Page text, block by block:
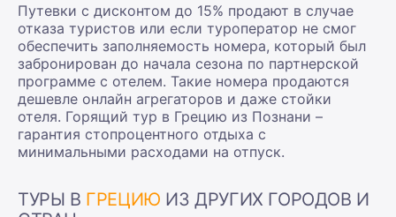
Путевки с дисконтом до 15% продают в случае
отказа туристов или если туроператор не смог
обеспечить заполняемость номера, который был
забронирован до начала сезона по партнерской
программе с отелем. Такие номера продаются
дешевле онлайн агрегаторов и даже стойки
отеля. Горящий тур в Грецию из Познани –
гарантия стопроцентного отдыха с
минимальными расходами на отпуск.
ТУРЫ В ГРЕЦИЮ ИЗ ДРУГИХ ГОРОДОВ И